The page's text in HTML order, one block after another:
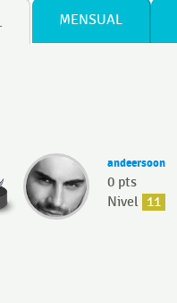
MENSUAL
andeersoon
0 pts
Nivel 11